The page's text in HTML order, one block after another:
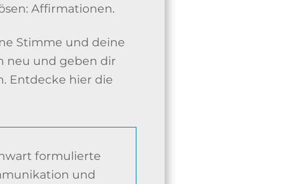
Affirmationen.
Stimme und deine
neu und geben dir
Entdecke hier die
formulierte
und